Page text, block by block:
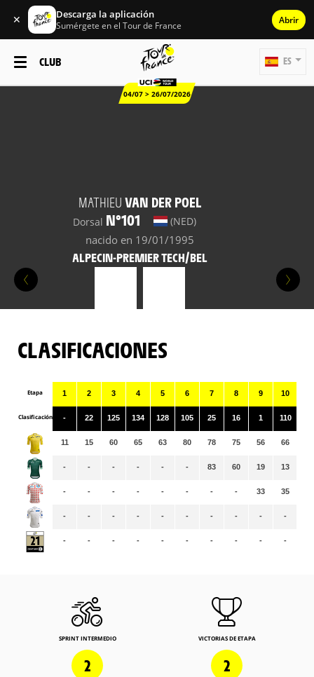
✕ Descarga la aplicación
Sumérgete en el Tour de France Abrir
CLUB
04/07 > 26/07/2026
ES
MATHIEU VAN DER POEL
Dorsal N°101 (NED)
nacido en 19/01/1995
ALPECIN-PREMIER TECH/BEL
CLASIFICACIONES
Etapa
Clasificación
1
-
11
-
-
-
-
2
22
15
-
-
-
-
3
125
60
-
-
-
-
4
134
65
-
-
-
-
5
128
63
-
-
-
-
6
105
80
-
-
-
-
7
25
78
83
-
-
-
8
16
75
60
-
-
-
9
1
56
19
33
-
-
10
110
66
13
35
-
-
SPRINT INTERMEDIO
2
VICTORIAS DE ETAPA
2